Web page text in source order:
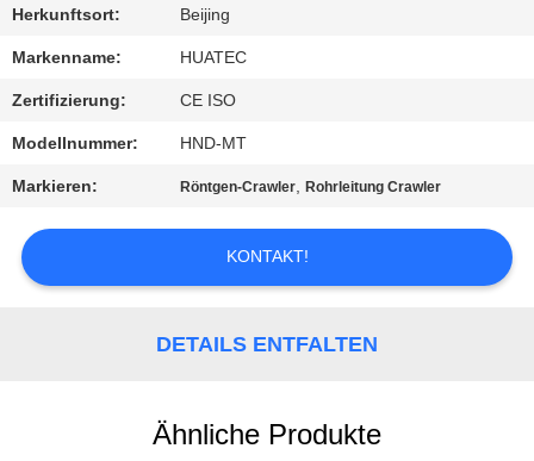
SIE
MIT
UNS
IN
VERBINDUNG
FORDERN
SIE EIN
Herkunftsort: Beijing
Markenname: HUATEC
Zertifizierung: CE ISO
Modellnummer: HND-MT
Markieren: Röntgen-Crawler,Rohrleitung Crawler
KONTAKT!
DETAILS ENTFALTEN
Ähnliche Produkte